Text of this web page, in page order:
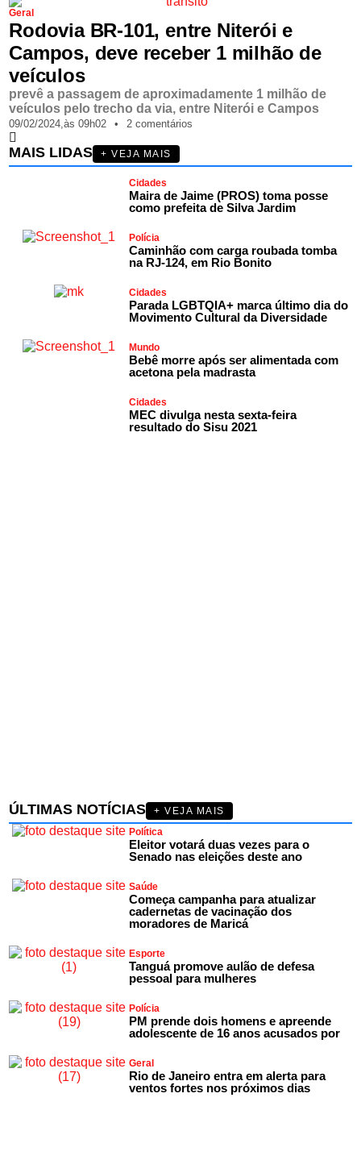
Geral
Rodovia BR-101, entre Niterói e
Campos, deve receber 1 milhão de
veículos
prevê a passagem de aproximadamente 1 milhão de
veículos pelo trecho da via, entre Niterói e Campos
09/02/2024,às 09h02 • 2 comentários
MAIS LIDAS + VEJA MAIS
Cidades
Maira de Jaime (PROS) toma posse
como prefeita de Silva Jardim
Polícia
Caminhão com carga roubada tomba
na RJ-124, em Rio Bonito
Cidades
Parada LGBTQIA+ marca último dia do
Movimento Cultural da Diversidade
Mundo
Bebê morre após ser alimentada com
acetona pela madrasta
Cidades
MEC divulga nesta sexta-feira
resultado do Sisu 2021
ÚLTIMAS NOTÍCIAS
+ VEJA MAIS
Política
Eleitor votará duas vezes para o
Senado nas eleições deste ano
Saúde
Começa campanha para atualizar
cadernetas de vacinação dos
moradores de Maricá
Esporte
Tanguá promove aulão de defesa
pessoal para mulheres
Polícia
PM prende dois homens e apreende
adolescente de 16 anos acusados por
Geral
Rio de Janeiro entra em alerta para
ventos fortes nos próximos dias